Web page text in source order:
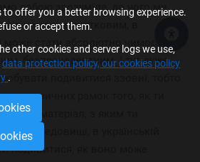
to offer you a better browsing experience.
or accept them.
other cookies and server logs we use,
data protection policy, our cookies policy
.
собою зрозуміле, до чого ми
є чимось винятковим, в
може стати абсолютно чимось
безпрецедентним. І тут дуже
подивитися ззовні, тобто
звичних рамок того, як ти
чи на матеріал, з яким ти
середовищі, в українській
подивитися, як воно може